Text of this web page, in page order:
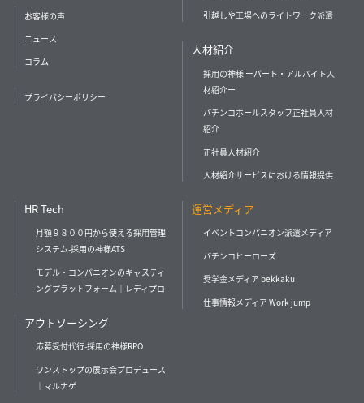
お客様の声
ニュース
コラム
プライバシーポリシー
引越しや工場へのライトワーク派遣
人材紹介
採用の神様 ーパート・アルバイト人
材紹介ー
パチンコホールスタッフ正社員人材
紹介
正社員人材紹介
人材紹介サービスにおける情報提供
HR Tech
月額９８００円から使える採用管理
システム-採用の神様ATS
モデル・コンパニオンのキャスティ
ングプラットフォーム｜レディプロ
アウトソーシング
応募受付代行-採用の神様RPO
ワンストップの展示会プロデュース
｜マルナゲ
運営メディア
イベントコンパニオン派遣メディア
パチンコヒーローズ
奨学金メディア bekkaku
仕事情報メディア Work jump